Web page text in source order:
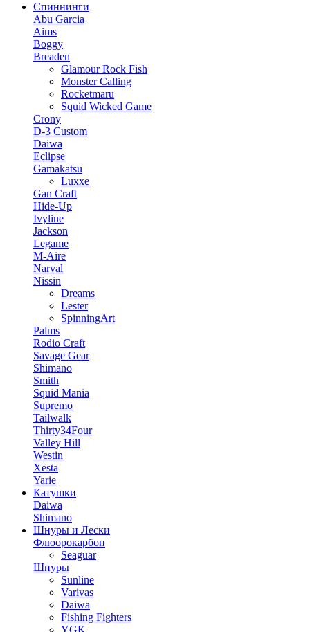
Спиннинги
Abu Garcia
Aims
Boggy
Breaden
Glamour Rock Fish
Monster Calling
Rocketmaru
Squid Wicked Game
Crony
D-3 Custom
Daiwa
Eclipse
Gamakatsu
Luxxe
Gan Craft
Hide-Up
Ivyline
Jackson
Legame
M-Aire
Narval
Nissin
Dreams
Lester
SpinningArt
Palms
Rodio Craft
Savage Gear
Shimano
Smith
Squid Mania
Supremo
Tailwalk
Thirty34Four
Valley Hill
Westin
Xesta
Yarie
Катушки
Daiwa
Shimano
Шнуры и Лески
Флюорокарбон
Seaguar
Шнуры
Sunline
Varivas
Daiwa
Fishing Fighters
YGK